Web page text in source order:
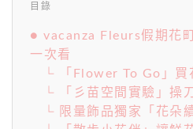
目錄
● vacanza Fleurs假期花
一次看
└ 「Flower To Go」買
└ 「彡苗空間實驗」操
└ 限量飾品獨家「花朵